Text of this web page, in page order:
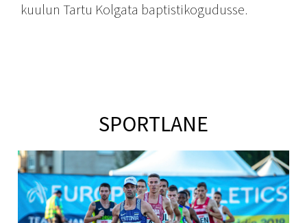
kuulun Tartu Kolgata baptistikogudusse.
SPORTLANE